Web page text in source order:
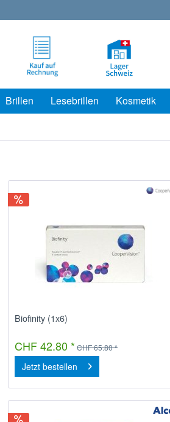
Brillen Lesebrillen Kosmetik
Biofinity (1x6)
CHF 42.80 * CHF 65.80 *
Jetzt bestellen